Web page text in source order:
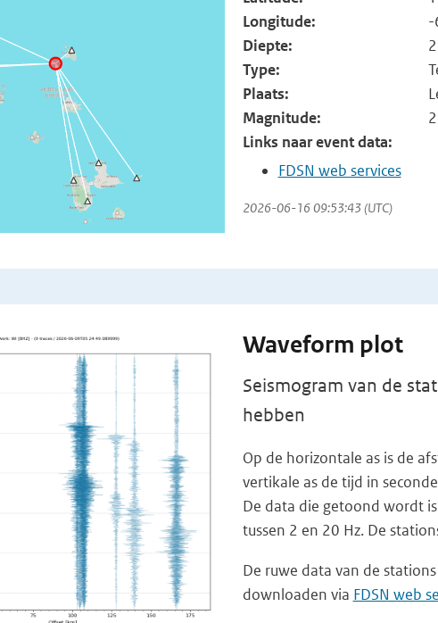
Longitude:
-
Diepte:
Type:
Plaats:
Magnitude:
Links naar event data:
FDSN web services
2026-06-16 09:53:43 (UTC)
Waveform plot
Seismogram van de
hebben
Op de horizontale as is de
vertikale as de tijd in
De data die getoond wordt
tussen 2 en 20 Hz. De
De ruwe data van de
downloaden via FDSN web